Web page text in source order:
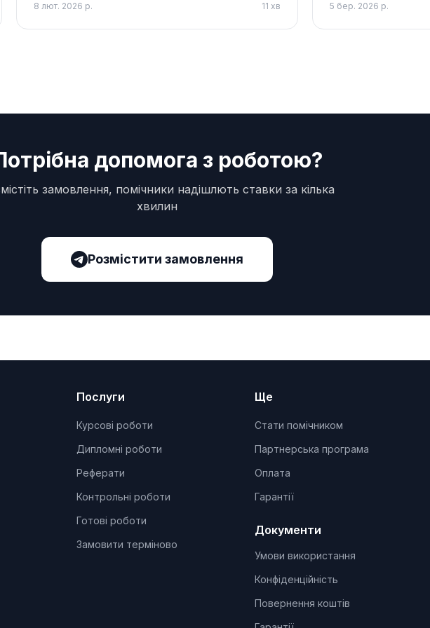
8 лют. 2026 р. 11 хв 5 бер. 2026 р.
допомога з роботою?
замовлення, помічники надішлють ставки за кілька
хвилин
Розмістити замовлення
Послуги
Курсові роботи
Дипломні роботи
Реферати
Контрольні роботи
Готові роботи
Замовити терміново
Ще
Стати помічником
Партнерська програма
Оплата
Гарантії
Документи
Умови використання
Конфіденційність
Повернення коштів